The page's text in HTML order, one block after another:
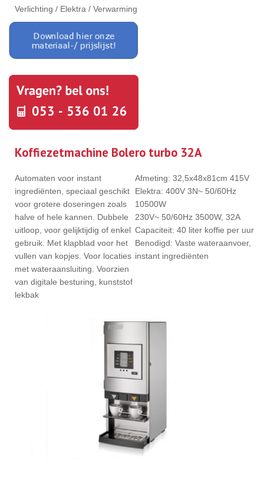
Verlichting / Elektra / Verwarming
Koffiezetmachine Bolero turbo 32A
Automaten voor instant
ingrediënten, speciaal geschikt
voor grotere doseringen zoals
halve of hele kannen. Dubbele
uitloop, voor gelijktijdig of enkel
gebruik. Met klapblad voor het
vullen van kopjes. Voor locaties
met wateraansluiting. Voorzien
van digitale besturing, kunststof
lekbak
Afmeting: 32,5x48x81cm 415V
Elektra: 400V 3N~ 50/60Hz
10500W
230V~ 50/60Hz 3500W, 32A
Capaciteit: 40 liter koffie per uur
Benodigd: Vaste wateraanvoer,
instant ingrediënten